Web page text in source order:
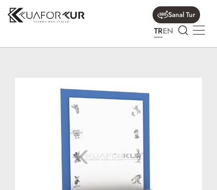
Sanal Tur
TREN